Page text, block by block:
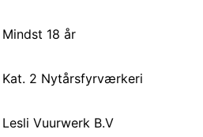
Mindst 18 år
Kat. 2 Nytårsfyrværkeri
Lesli Vuurwerk B.V